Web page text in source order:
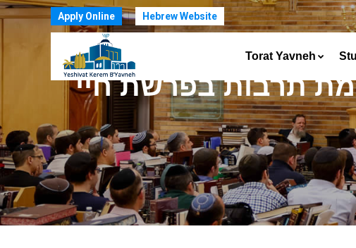
Apply Online Hebrew Website
Torat Yavneh
תרבות בפרשת חיי